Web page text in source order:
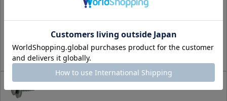
37.69円(税込) 34.26円(税抜)